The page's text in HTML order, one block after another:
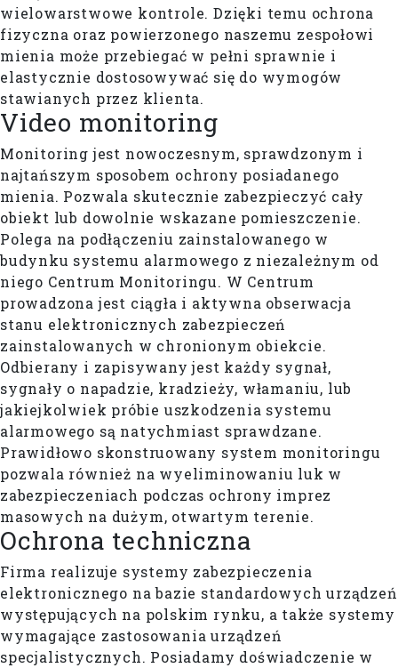
wielowarstwowe kontrole. Dzięki temu ochrona
fizyczna oraz powierzonego naszemu zespołowi
mienia może przebiegać w pełni sprawnie i
elastycznie dostosowywać się do wymogów
stawianych przez klienta.
Video monitoring
Monitoring jest nowoczesnym, sprawdzonym i
najtańszym sposobem ochrony posiadanego
mienia. Pozwala skutecznie zabezpieczyć cały
obiekt lub dowolnie wskazane pomieszczenie.
Polega na podłączeniu zainstalowanego w
budynku systemu alarmowego z niezależnym od
niego Centrum Monitoringu. W Centrum
prowadzona jest ciągła i aktywna obserwacja
stanu elektronicznych zabezpieczeń
zainstalowanych w chronionym obiekcie.
Odbierany i zapisywany jest każdy sygnał,
sygnały o napadzie, kradzieży, włamaniu, lub
jakiejkolwiek próbie uszkodzenia systemu
alarmowego są natychmiast sprawdzane.
Prawidłowo skonstruowany system monitoringu
pozwala również na wyeliminowaniu luk w
zabezpieczeniach podczas ochrony imprez
masowych na dużym, otwartym terenie.
Ochrona techniczna
Firma realizuje systemy zabezpieczenia
elektronicznego na bazie standardowych urządzeń
występujących na polskim rynku, a także systemy
wymagające zastosowania urządzeń
specjalistycznych. Posiadamy doświadczenie w